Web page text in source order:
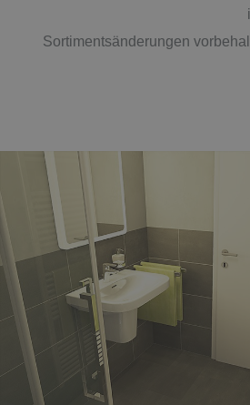
Sortimentsänderungen